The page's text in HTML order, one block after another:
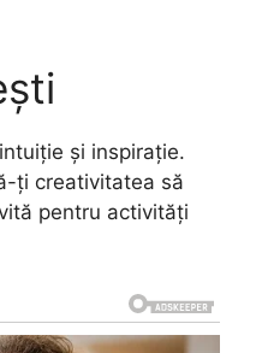
și inspirație.
ți creativitatea să
pentru activități